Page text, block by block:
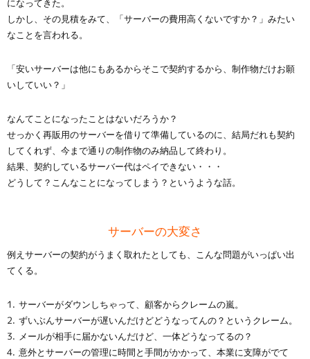
になってきた。
しかし、その見積をみて、「サーバーの費用高くないですか？」みたい
なことを言われる。
「安いサーバーは他にもあるからそこで契約するから、制作物だけお願
いしていい？」
なんてことになったことはないだろうか？
せっかく再販用のサーバーを借りて準備しているのに、結局だれも契約
してくれず、今まで通りの制作物のみ納品して終わり。
結果、契約しているサーバー代はペイできない・・・
どうして？こんなことになってしまう？というような話。
サーバーの大変さ
例えサーバーの契約がうまく取れたとしても、こんな問題がいっぱい出
てくる。
サーバーがダウンしちゃって、顧客からクレームの嵐。
ずいぶんサーバーが遅いんだけどどうなってんの？というクレーム。
メールが相手に届かないんだけど、一体どうなってるの？
意外とサーバーの管理に時間と手間がかかって、本業に支障がでて